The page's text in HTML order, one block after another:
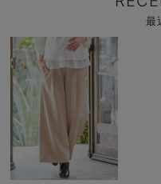
最
商
品
詳
細
を
見
る